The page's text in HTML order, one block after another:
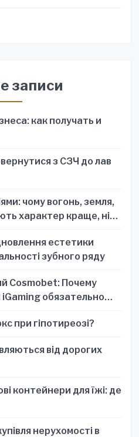
записи
как получать и
з СЗЧ до лав
чому вогонь, земля,
характер краще, ніж
естетики
зубного ряду
Cosmobet: Почему
обязательно
при гіпотиреозі?
від дорогих
контейнери для їжі: де
нерухомості в